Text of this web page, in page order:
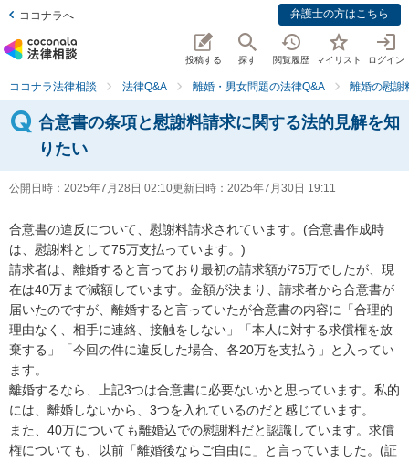
ココナラへ 弁護士の方はこちら
投稿する 探す 閲覧履歴 マイリスト ログイン
ココナラ法律相談 法律Q&A 離婚・男女問題の法律Q&A 離婚の慰謝
合意書の条項と慰謝料請求に関する法的見解を知
りたい
公開日時： 2025年7月28日 02:10更新日時： 2025年7月30日 19:11
合意書の違反について、慰謝料請求されています。(合意書作成時
は、慰謝料として75万支払っています。)
請求者は、離婚すると言っており最初の請求額が75万でしたが、現
在は40万まで減額しています。金額が決まり、請求者から合意書が
届いたのですが、離婚すると言っていたが合意書の内容に「合理的
理由なく、相手に連絡、接触をしない」「本人に対する求償権を放
棄する」「今回の件に違反した場合、各20万を支払う」と入ってい
ます。
離婚するなら、上記3つは合意書に必要ないかと思っています。私的
には、離婚しないから、3つを入れているのだと感じています。
また、40万についても離婚込での慰謝料だと認識しています。求償
権についても、以前「離婚後ならご自由に」と言っていました。(証